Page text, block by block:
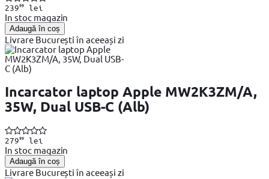
23999lei
In stoc magazin
Adaugă în coș
Livrare București în aceeași zi
Incarcator laptop Apple MW2K3ZM/A,
35W, Dual USB-C (Alb)
27999lei
In stoc magazin
Adaugă în coș
Livrare București în aceeași zi